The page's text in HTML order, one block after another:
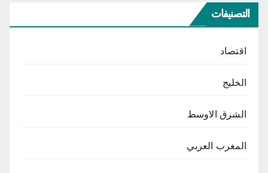
التصنيفات
اقتصاد
الخليج
الشرق الاوسط
المغرب العربي